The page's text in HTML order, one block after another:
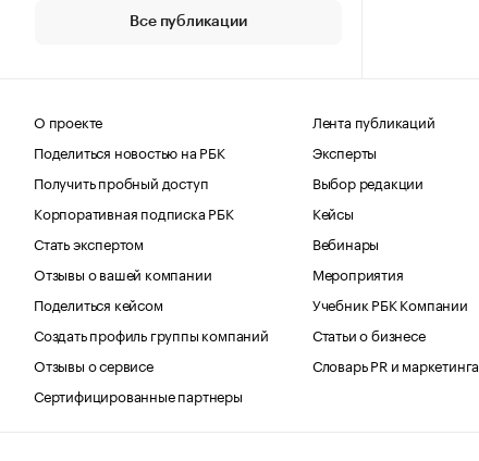
Все публикации
О проекте
Поделиться новостью на РБК
Получить пробный доступ
Корпоративная подписка РБК
Стать экспертом
Отзывы о вашей компании
Поделиться кейсом
Создать профиль группы компаний
Отзывы о сервисе
Сертифицированные партнеры
Лента публикаций
Эксперты
Выбор редакции
Кейсы
Вебинары
Мероприятия
Учебник РБК Компании
Статьи о бизнесе
Словарь PR и маркетинга